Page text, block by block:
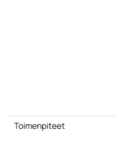
Toimenpiteet